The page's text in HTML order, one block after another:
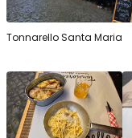
Tonnarello Santa Maria